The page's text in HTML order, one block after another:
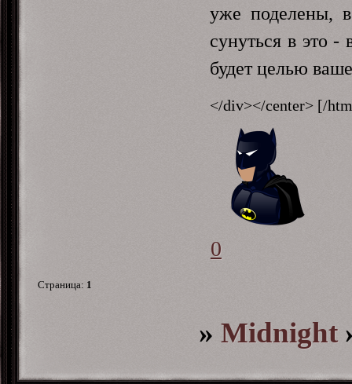
уже поделены,
сунуться в это -
будет целью
</div></center> [/
0
Страница: 1
»Midnight